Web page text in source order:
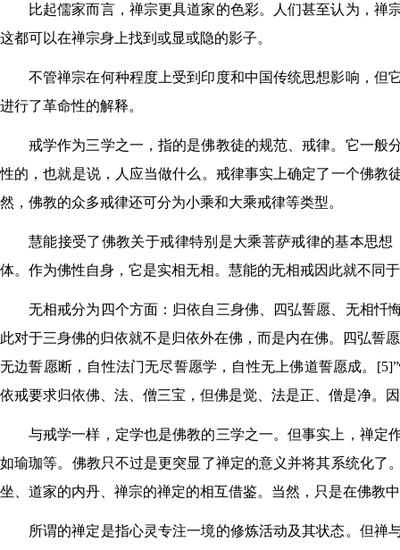
比起儒家而言，禅宗更具道家的色彩。人们甚至认为，
这都可以在禅宗身上找到或显或隐的影子。
不管禅宗在何种程度上受到印度和中国传统思想影响，
进行了革命性的解释。
戒学作为三学之一，指的是佛教徒的规范、戒律。它一般
性的，也就是说，人应当做什么。戒律事实上确定了一个佛
然，佛教的众多戒律还可分为小乘和大乘戒律等类型。
慧能接受了佛教关于戒律特别是大乘菩萨戒律的基本思
体。作为佛性自身，它是实相无相。慧能的无相戒因此就不同
无相戒分为四个方面：归依自三身佛、四弘誓愿、无相忏
此对于三身佛的归依就不是归依外在佛，而是内在佛。四弘誓
无边誓愿断，自性法门无尽誓愿学，自性无上佛道誓愿成。
依戒要求归依佛、法、僧三宝，但佛是觉、法是正、僧是净。
与戒学一样，定学也是佛教的三学之一。但事实上，禅定
如瑜珈等。佛教只不过是更突显了禅定的意义并将其系统化
坐、道家的内丹、禅宗的禅定的相互借鉴。当然，只是在佛教
所谓的禅定是指心灵专注一境的修炼活动及其状态。但